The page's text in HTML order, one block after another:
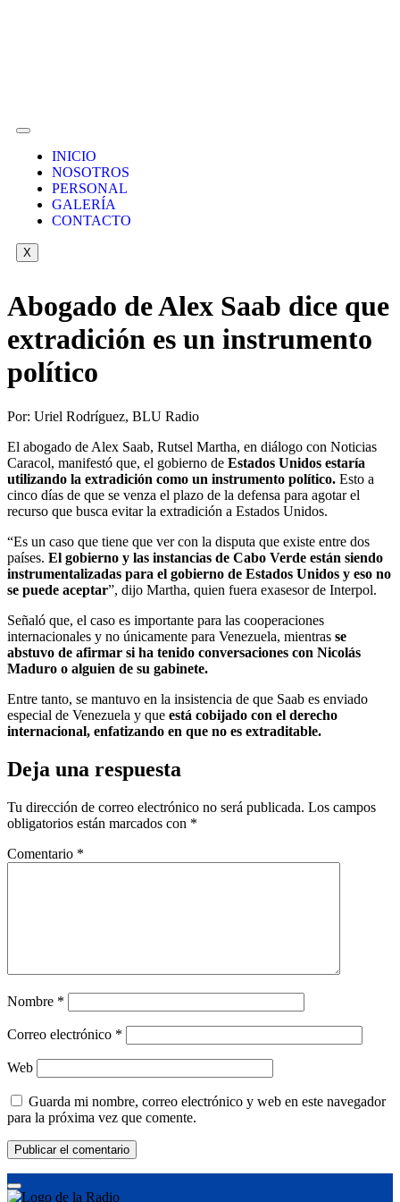
INICIO
NOSOTROS
PERSONAL
GALERÍA
CONTACTO
X
Abogado de Alex Saab dice que
extradición es un instrumento
político
Por: Uriel Rodríguez, BLU Radio
El abogado de Alex Saab, Rutsel Martha, en diálogo con Noticias
Caracol, manifestó que, el gobierno de Estados Unidos estaría
utilizando la extradición como un instrumento político. Esto a
cinco días de que se venza el plazo de la defensa para agotar el
recurso que busca evitar la extradición a Estados Unidos.
“Es un caso que tiene que ver con la disputa que existe entre dos
países. El gobierno y las instancias de Cabo Verde están siendo
instrumentalizadas para el gobierno de Estados Unidos y eso no
se puede aceptar”, dijo Martha, quien fuera exasesor de Interpol.
Señaló que, el caso es importante para las cooperaciones
internacionales y no únicamente para Venezuela, mientras se
abstuvo de afirmar si ha tenido conversaciones con Nicolás
Maduro o alguien de su gabinete.
Entre tanto, se mantuvo en la insistencia de que Saab es enviado
especial de Venezuela y que está cobijado con el derecho
internacional, enfatizando en que no es extraditable.
Deja una respuesta
Tu dirección de correo electrónico no será publicada. Los campos
obligatorios están marcados con *
Comentario *
Nombre *
Correo electrónico *
Web
Guarda mi nombre, correo electrónico y web en este navegador
para la próxima vez que comente.